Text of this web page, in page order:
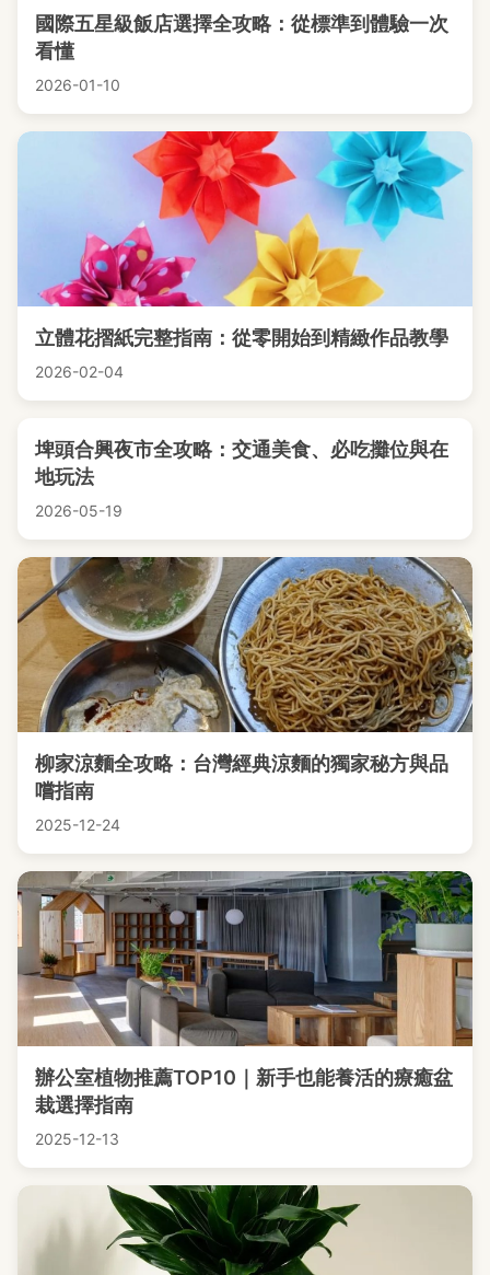
國際五星級飯店選擇全攻略：從標準到體驗一次
看懂
2026-01-10
立體花摺紙完整指南：從零開始到精緻作品教學
2026-02-04
埤頭合興夜市全攻略：交通美食、必吃攤位與在
地玩法
2026-05-19
柳家涼麵全攻略：台灣經典涼麵的獨家秘方與品
嚐指南
2025-12-24
辦公室植物推薦TOP10｜新手也能養活的療癒盆
栽選擇指南
2025-12-13